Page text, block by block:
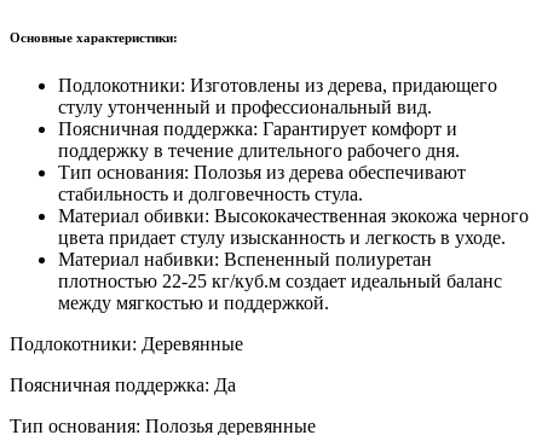
Основные характеристики:
Подлокотники: Изготовлены из дерева, придающего
стулу утонченный и профессиональный вид.
Поясничная поддержка: Гарантирует комфорт и
поддержку в течение длительного рабочего дня.
Тип основания: Полозья из дерева обеспечивают
стабильность и долговечность стула.
Материал обивки: Высококачественная экокожа черного
цвета придает стулу изысканность и легкость в уходе.
Материал набивки: Вспененный полиуретан
плотностью 22-25 кг/куб.м создает идеальный баланс
между мягкостью и поддержкой.
Подлокотники: Деревянные
Поясничная поддержка: Да
Тип основания: Полозья деревянные